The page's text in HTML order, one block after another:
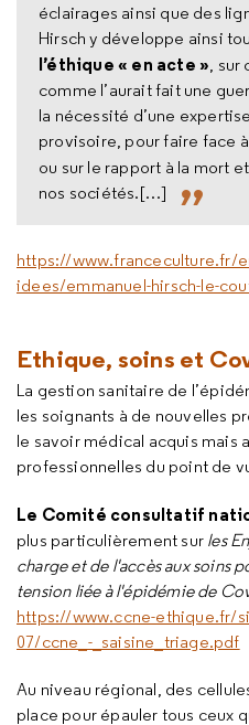
éclairages ainsi que des
Hirsch y développe ainsi
l’éthique « en acte » ,
comme l’aurait fait une
la nécessité d’une
provisoire, pour faire face
ou sur le rapport à la mort et
nos sociétés.[…]
https://www.franceculture.fr/
idees/emmanuel-hirsch-le-
Ethique, soins et
La gestion sanitaire de
les soignants à de nouvelles
le savoir médical acquis mais
professionnelles du point de
Le Comité consultatif
plus particulièrement sur les
charge et de l'accès aux soins
tension liée à l'épidémie de
https://www.ccne-ethique.fr/
07/ccne_-_saisine_triage.pdf
Au niveau régional, des
place pour épauler tous ceux